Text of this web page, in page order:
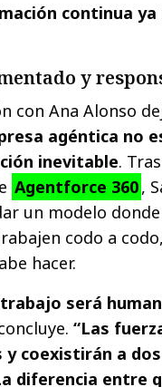
continua ya
y
con Ana Alonso
agéntica no
inevitable.
Agentforce 360,
un modelo
codo a
hacer.
será
“Las
y coexistirán a dos
diferencia entre